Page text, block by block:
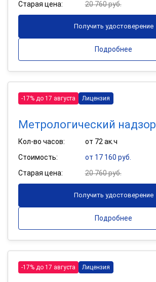
Старая цена: 20 760 руб.
Получить удостоверение
Подробнее
-17% до 17 августа Лицензия
Метрологический надзор
Кол-во часов:
от 72 ак.ч
Стоимость:
от 17 160 руб.
Старая цена:
20 760 руб.
Получить удостоверение
Подробнее
-17% до 17 августа Лицензия